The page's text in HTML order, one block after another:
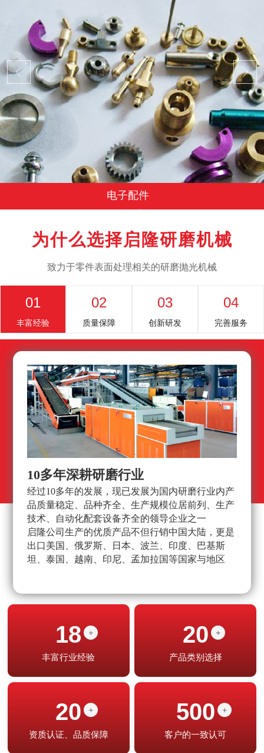
电子配件
为什么选择启隆研磨机械
致力于零件表面处理相关的研磨抛光机械
01
丰富经验
02
质量保障
03
创新研发
04
完善服务
10多年深耕研磨行业
经过10多年的发展，现已发展为国内研磨行业内产
品质量稳定、品种齐全、生产规模位居前列、生产
技术、自动化配套设备齐全的领导企业之一
启隆公司生产的优质产品不但行销中国大陆，更是
出口美国、俄罗斯、日本、波兰、印度、巴基斯
坦、泰国、越南、印尼、孟加拉国等国家与地区
高
18 +
丰富行业经验
20 +
产品类别选择
20 +
资质认证、品质保障
500 +
客户的一致认可